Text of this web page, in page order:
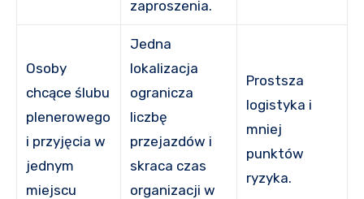
zaproszenia.
Osoby
chcące ślubu
plenerowego
i przyjęcia w
jednym
miejscu
Jedna
lokalizacja
ogranicza
liczbę
przejazdów i
skraca czas
organizacji w
Prostsza
logistyka i
mniej
punktów
ryzyka.